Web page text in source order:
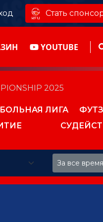
Стать
YOUTUBE
2025
ЛИГА
За все время